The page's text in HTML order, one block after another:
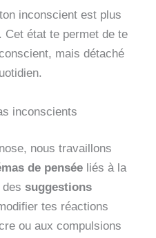
inconscient est plus
Cet état te permet de te
mais détaché
inconscients
nous travaillons
de pensée liés à la
suggestions
tes réactions
ou aux compulsions